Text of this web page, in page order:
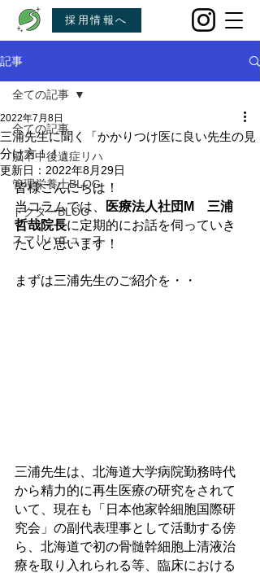
採用情報へ
記事
全ての記事
脳卒中後遺症リハ
管理栄養士BLOG
ドクターBLOG
スマリハニュース
全ての記事
三浦先生に聞く「かかりつけ医に良い先生の見
分け方！！」
2022年7月8日
更新日： 2022年8月29日
皆様こんにちは！
当コラムでは、
医療法人社団M　三浦
哲哉院長に定期的にお話を伺っていき
たいと思います！
まずは三浦先生のご紹介を・・
三浦先生は、北海道大学病院勤務時代
から精力的に再生医療の研究をされて
いて、現在も「日本他家幹細胞国際研
究会」の副代表理事として活動する傍
ら、北海道で初の骨髄幹細胞上清液治
療を取り入れられる等、臨床における